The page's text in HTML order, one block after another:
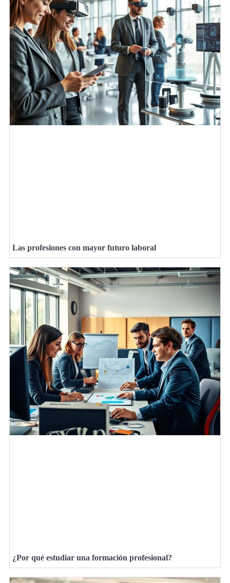
Las profesiones con mayor futuro laboral
¿Por qué estudiar una formación profesional?